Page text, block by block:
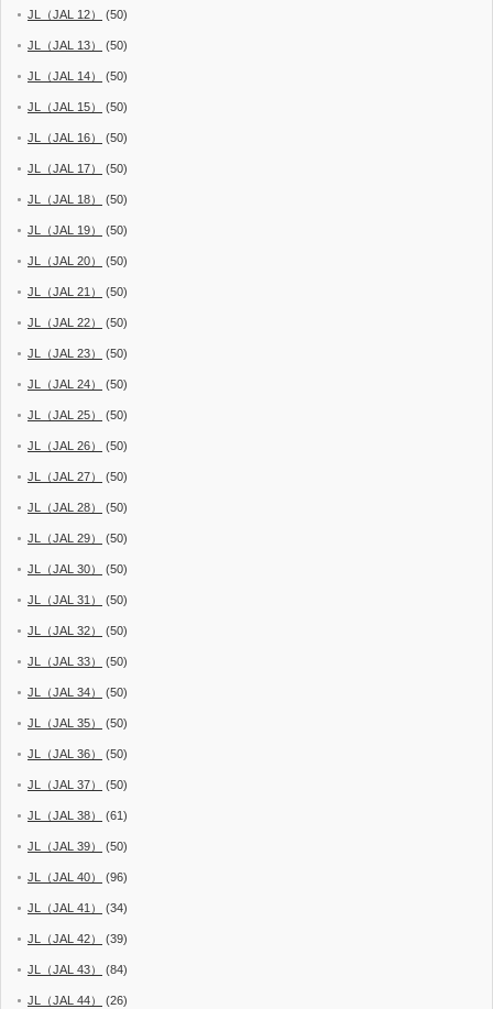
JL（JAL 12） (50)
JL（JAL 13） (50)
JL（JAL 14） (50)
JL（JAL 15） (50)
JL（JAL 16） (50)
JL（JAL 17） (50)
JL（JAL 18） (50)
JL（JAL 19） (50)
JL（JAL 20） (50)
JL（JAL 21） (50)
JL（JAL 22） (50)
JL（JAL 23） (50)
JL（JAL 24） (50)
JL（JAL 25） (50)
JL（JAL 26） (50)
JL（JAL 27） (50)
JL（JAL 28） (50)
JL（JAL 29） (50)
JL（JAL 30） (50)
JL（JAL 31） (50)
JL（JAL 32） (50)
JL（JAL 33） (50)
JL（JAL 34） (50)
JL（JAL 35） (50)
JL（JAL 36） (50)
JL（JAL 37） (50)
JL（JAL 38） (61)
JL（JAL 39） (50)
JL（JAL 40） (96)
JL（JAL 41） (34)
JL（JAL 42） (39)
JL（JAL 43） (84)
JL（JAL 44） (26)